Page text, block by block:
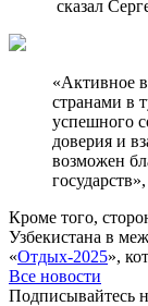
сказал
«Активное
странами в
успешного
доверия и
возможен
Кроме того,
Узбекистана в
«Отдых-2025»,
Все новости
Подписывайтесь